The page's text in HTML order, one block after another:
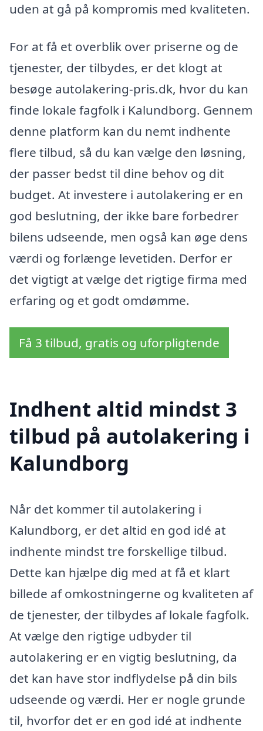
uden at gå på kompromis med kvaliteten.
For at få et overblik over priserne og de
tjenester, der tilbydes, er det klogt at
besøge autolakering-pris.dk, hvor du kan
finde lokale fagfolk i Kalundborg. Gennem
denne platform kan du nemt indhente
flere tilbud, så du kan vælge den løsning,
der passer bedst til dine behov og dit
budget. At investere i autolakering er en
god beslutning, der ikke bare forbedrer
bilens udseende, men også kan øge dens
værdi og forlænge levetiden. Derfor er
det vigtigt at vælge det rigtige firma med
erfaring og et godt omdømme.
Få 3 tilbud, gratis og uforpligtende
Indhent altid mindst 3
tilbud på autolakering i
Kalundborg
Når det kommer til autolakering i
Kalundborg, er det altid en god idé at
indhente mindst tre forskellige tilbud.
Dette kan hjælpe dig med at få et klart
billede af omkostningerne og kvaliteten af
de tjenester, der tilbydes af lokale fagfolk.
At vælge den rigtige udbyder til
autolakering er en vigtig beslutning, da
det kan have stor indflydelse på din bils
udseende og værdi. Her er nogle grunde
til, hvorfor det er en god idé at indhente